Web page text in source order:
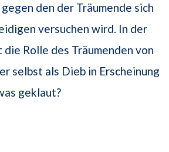
den der Träumende sich
versuchen wird. In der
Rolle des Träumenden von
selbst als Dieb in Erscheinung
geklaut?